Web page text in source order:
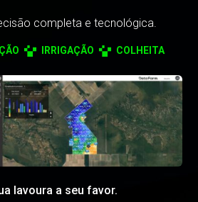
completa e tecnológica.
IRRIGAÇÃO COLHEITA
lavoura a seu favor.